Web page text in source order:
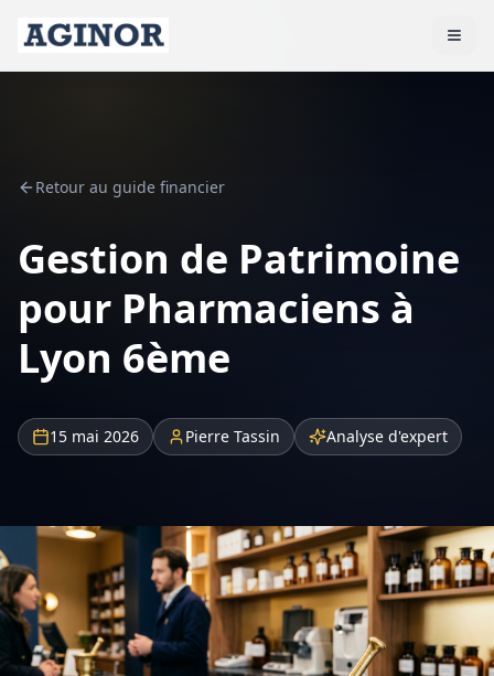
Retour au guide financier
Gestion de Patrimoine
pour Pharmaciens à
Lyon 6ème
15 mai 2026 Pierre Tassin Analyse d'expert